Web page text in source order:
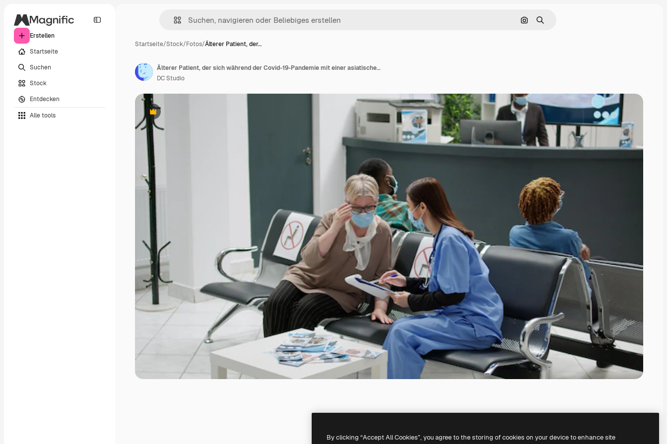
Erstellen
Startseite
Suchen
Stock
Entdecken
Alle tools
Nach Bild suchen
Suchen
Startseite/Stock/Fotos/Älterer Patient, der…
Premium
Älterer Patient, der sich während der Covid-19-Pandemie mit einer asiatischen Krankenschwester berät und über die Prävention von Coronaviren in der Krankenhausaufnahme spricht. Kontrollbesuch im Wartebereich, Virenschutz.
DC Studio
By clicking “Accept All Cookies”, you agree to the storing of cookies on your device to enhance site